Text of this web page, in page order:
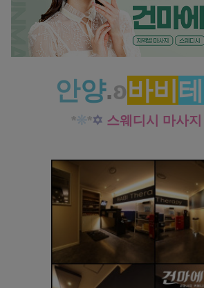
안양.ʚ바비
*❊ *✡ 스웨디시 마사지